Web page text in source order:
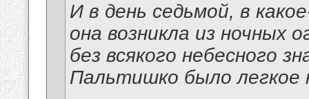
И в день седьмой, в
она возникла из ночных
без всякого небесного
Пальтишко было легкое